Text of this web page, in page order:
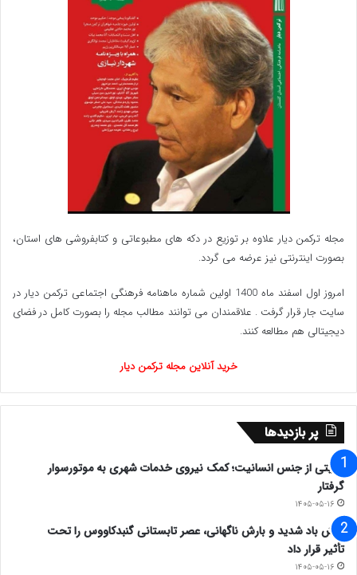
مجله ترکمن دیار علاوه بر توزیع در دکه های مطبوعاتی و کتابفروشی های استان،
بصورت اینترنتی نیز عرضه می گردد.‌
امروز اول اسفند ماه 1400 اولین شماره ماهنامه فرهنگی اجتماعی ترکمن دیار در
سایت جار قرار گرفت . علاقمندان می توانند مطالب مجله را بصورت کامل در فضای
دیجیتالی هم مطالعه کنند.
خرید آنلاین مجله ترکمن دیار
پر بازدیدها
روایتی از جنس انسانیت؛ کمک نیروی خدمات شهری به موتورسوار
گرفتار
۱۴۰۵-۰۵-۱۶
وزش باد شدید و بارش ناگهانی، عصر تابستانی گنبدکاووس را تحت
تأثیر قرار داد
۱۴۰۵-۰۵-۱۶